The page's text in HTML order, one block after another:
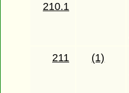
210.1
211
(1)